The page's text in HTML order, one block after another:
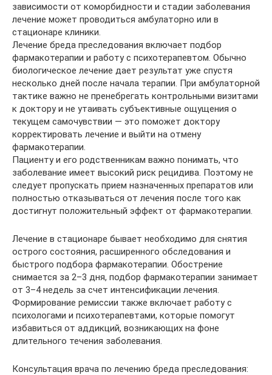
зависимости от коморбидности и стадии заболевания
лечение может проводиться амбулаторно или в
стационаре клиники.
Лечение бреда преследования включает подбор
фармакотерапии и работу с психотерапевтом. Обычно
биологическое лечение дает результат уже спустя
несколько дней после начала терапии. При амбулаторной
тактике важно не пренебрегать контрольными визитами
к доктору и не утаивать субъективные ощущения о
текущем самочувствии — это поможет доктору
корректировать лечение и выйти на отмену
фармакотерапии.
Пациенту и его родственникам важно понимать, что
заболевание имеет высокий риск рецидива. Поэтому не
следует пропускать прием назначенных препаратов или
полностью отказываться от лечения после того как
достигнут положительный эффект от фармакотерапии.
Лечение в стационаре бывает необходимо для снятия
острого состояния, расширенного обследования и
быстрого подбора фармакотерапии. Обострение
снимается за 2–3 дня, подбор фармакотерапии занимает
от 3–4 недель за счет интенсификации лечения.
Формирование ремиссии также включает работу с
психологами и психотерапевтами, которые помогут
избавиться от аддикций, возникающих на фоне
длительного течения заболевания.
Консультация врача по лечению бреда преследования: